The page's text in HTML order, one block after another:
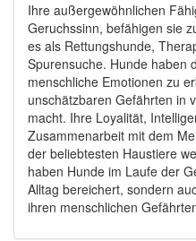
Ihre außergewöhnlichen
Geruchssinn, befähigen sie
es als Rettungshunde,
Spurensuche. Hunde haben
menschliche Emotionen zu
unschätzbaren Gefährten in
macht. Ihre Loyalität,
Zusammenarbeit mit dem
der beliebtesten Haustiere
haben Hunde im Laufe der
Alltag bereichert, sondern
ihren menschlichen